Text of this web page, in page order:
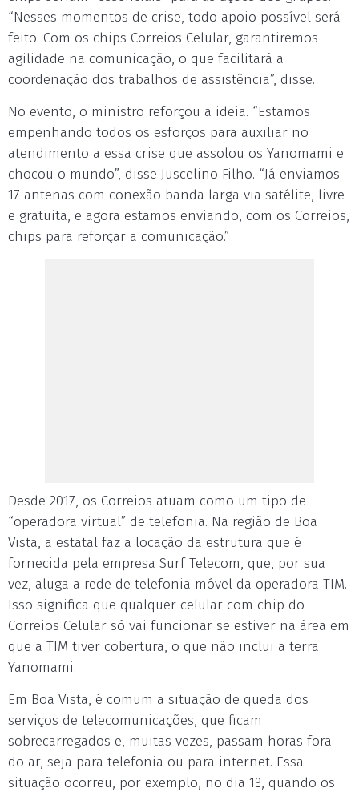
“Nesses momentos de crise, todo apoio possível será
feito. Com os chips Correios Celular, garantiremos
agilidade na comunicação, o que facilitará a
coordenação dos trabalhos de assistência”, disse.
No evento, o ministro reforçou a ideia. “Estamos
empenhando todos os esforços para auxiliar no
atendimento a essa crise que assolou os Yanomami e
chocou o mundo”, disse Juscelino Filho. “Já enviamos
17 antenas com conexão banda larga via satélite, livre
e gratuita, e agora estamos enviando, com os Correios,
chips para reforçar a comunicação.”
Desde 2017, os Correios atuam como um tipo de
“operadora virtual” de telefonia. Na região de Boa
Vista, a estatal faz a locação da estrutura que é
fornecida pela empresa Surf Telecom, que, por sua
vez, aluga a rede de telefonia móvel da operadora TIM.
Isso significa que qualquer celular com chip do
Correios Celular só vai funcionar se estiver na área em
que a TIM tiver cobertura, o que não inclui a terra
Yanomami.
Em Boa Vista, é comum a situação de queda dos
serviços de telecomunicações, que ficam
sobrecarregados e, muitas vezes, passam horas fora
do ar, seja para telefonia ou para internet. Essa
situação ocorreu, por exemplo, no dia 1º, quando os